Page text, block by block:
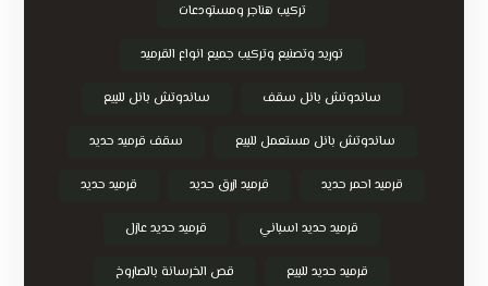
تركيب هناجر ومستودعات
توريد وتصنيع وتركيب جميع انواع القرميد
ساندوتش بانل سقف ساندوتش بانل للبيع
ساندوتش بانل مستعمل للبيع سقف قرميد حديد
قرميد احمر حديد قرميد ازرق حديد قرميد حديد
قرميد حديد اسباني قرميد حديد عازل
قرميد حديد للبيع قص الخرسانة بالصاروخ